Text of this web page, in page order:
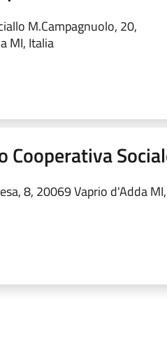
M.Campagnuolo, 20,
MI, Italia
8, 20069 Vaprio d'Adda MI,